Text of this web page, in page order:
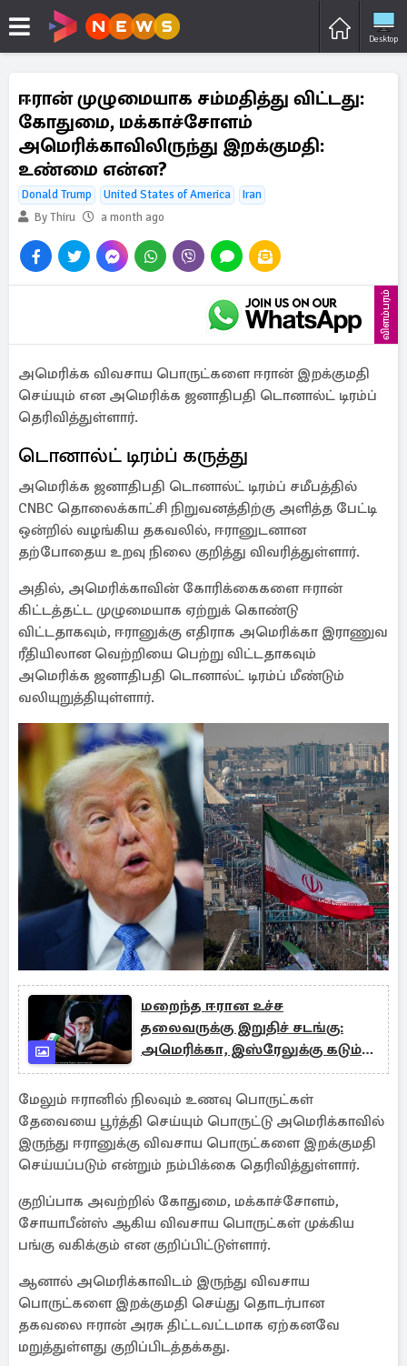
Desktop
ஈரான் முழுமையாக சம்மதித்து விட்டது:
கோதுமை, மக்காச்சோளம்
அமெரிக்காவிலிருந்து இறக்குமதி:
உண்மை என்ன?
Donald Trump United States of America
Iran
By Thiru
a month ago
விளம்பரம்
அமெரிக்க விவசாய பொருட்களை ஈரான் இறக்குமதி
செய்யும் என அமெரிக்க ஜனாதிபதி டொனால்ட் டிரம்ப்
தெரிவித்துள்ளார்.
டொனால்ட் டிரம்ப் கருத்து
அமெரிக்க ஜனாதிபதி டொனால்ட் டிரம்ப் சமீபத்தில்
CNBC தொலைக்காட்சி நிறுவனத்திற்கு அளித்த பேட்டி
ஒன்றில் வழங்கிய தகவலில், ஈரானுடனான
தற்போதைய உறவு நிலை குறித்து விவரித்துள்ளார்.
அதில், அமெரிக்காவின் கோரிக்கைகளை ஈரான்
கிட்டத்தட்ட முழுமையாக ஏற்றுக் கொண்டு
விட்டதாகவும், ஈரானுக்கு எதிராக அமெரிக்கா இராணுவ
ரீதியிலான வெற்றியை பெற்று விட்டதாகவும்
அமெரிக்க ஜனாதிபதி டொனால்ட் டிரம்ப் மீண்டும்
வலியுறுத்தியுள்ளார்.
மறைந்த ஈரான உச்ச
தலைவருக்கு இறுதிச் சடங்கு:
அமெரிக்கா, இஸ்ரேலுக்கு கடும்
எச்சரிக்கை
மேலும் ஈரானில் நிலவும் உணவு பொருட்கள்
தேவையை பூர்த்தி செய்யும் பொருட்டு அமெரிக்காவில்
இருந்து ஈரானுக்கு விவசாய பொருட்களை இறக்குமதி
செய்யப்படும் என்றும் நம்பிக்கை தெரிவித்துள்ளார்.
குறிப்பாக அவற்றில் கோதுமை, மக்காச்சோளம்,
சோயாபீன்ஸ் ஆகிய விவசாய பொருட்கள் முக்கிய
பங்கு வகிக்கும் என குறிப்பிட்டுள்ளார்.
ஆனால் அமெரிக்காவிடம் இருந்து விவசாய
பொருட்களை இறக்குமதி செய்து தொடர்பான
தகவலை ஈரான் அரசு திட்டவட்டமாக ஏற்கனவே
மறுத்துள்ளது குறிப்பிடத்தக்கது.